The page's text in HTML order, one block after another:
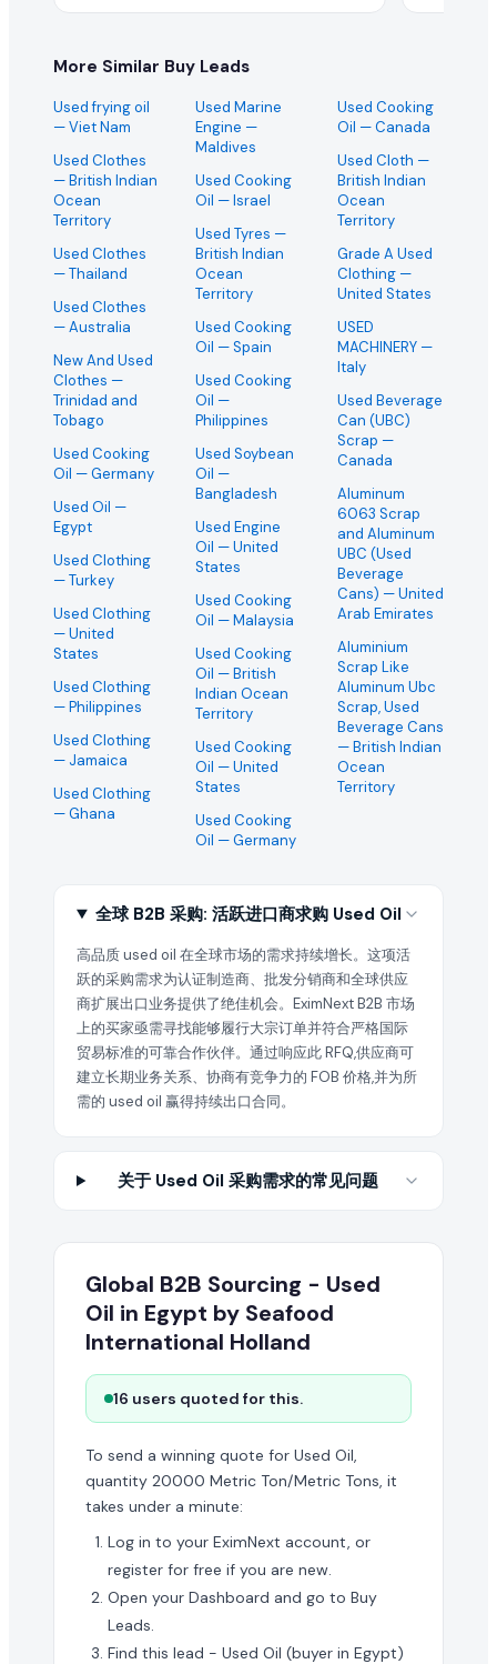
More Similar Buy Leads
Used frying oil
— Viet Nam
Used Clothes
— British Indian
Ocean
Territory
Used Clothes
— Thailand
Used Clothes
— Australia
New And Used
Clothes —
Trinidad and
Tobago
Used Cooking
Oil — Germany
Used Oil —
Egypt
Used Clothing
— Turkey
Used Clothing
— United
States
Used Clothing
— Philippines
Used Clothing
— Jamaica
Used Clothing
— Ghana
Used Marine
Engine —
Maldives
Used Cooking
Oil — Israel
Used Tyres —
British Indian
Ocean
Territory
Used Cooking
Oil — Spain
Used Cooking
Oil —
Philippines
Used Soybean
Oil —
Bangladesh
Used Engine
Oil — United
States
Used Cooking
Oil — Malaysia
Used Cooking
Oil — British
Indian Ocean
Territory
Used Cooking
Oil — United
States
Used Cooking
Oil — Germany
Used Cooking
Oil — Canada
Used Cloth —
British Indian
Ocean
Territory
Grade A Used
Clothing —
United States
USED
MACHINERY —
Italy
Used Beverage
Can (UBC)
Scrap —
Canada
Aluminum
6063 Scrap
and Aluminum
UBC (Used
Beverage
Cans) — United
Arab Emirates
Aluminium
Scrap Like
Aluminum Ubc
Scrap, Used
Beverage Cans
— British Indian
Ocean
Territory
全球 B2B 采购: 活跃进口商求购 Used Oil
高品质 used oil 在全球市场的需求持续增长。这项活
跃的采购需求为认证制造商、批发分销商和全球供应
商扩展出口业务提供了绝佳机会。EximNext B2B 市场
上的买家亟需寻找能够履行大宗订单并符合严格国际
贸易标准的可靠合作伙伴。通过响应此 RFQ,供应商可
建立长期业务关系、协商有竞争力的 FOB 价格,并为所
需的 used oil 赢得持续出口合同。
关于 Used Oil 采购需求的常见问题
Global B2B Sourcing - Used
Oil in Egypt by Seafood
International Holland
16 users quoted for this.
To send a winning quote for Used Oil,
quantity 20000 Metric Ton/Metric Tons, it
takes under a minute:
Log in to your EximNext account, or
register for free if you are new.
Open your Dashboard and go to Buy
Leads.
Find this lead - Used Oil (buyer in Egypt)